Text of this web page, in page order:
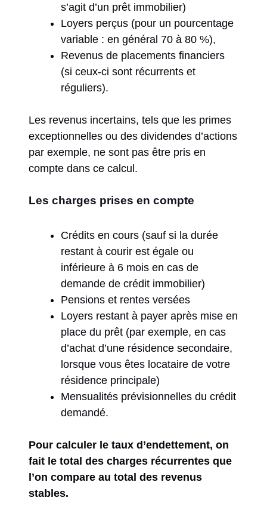
s’agit d’un prêt immobilier)
Loyers perçus (pour un pourcentage
variable : en général 70 à 80 %),
Revenus de placements financiers
(si ceux-ci sont récurrents et
réguliers).
Les revenus incertains, tels que les primes
exceptionnelles ou des dividendes d’actions
par exemple, ne sont pas être pris en
compte dans ce calcul.
Les charges prises en compte
Crédits en cours (sauf si la durée
restant à courir est égale ou
inférieure à 6 mois en cas de
demande de crédit immobilier)
Pensions et rentes versées
Loyers restant à payer après mise en
place du prêt (par exemple, en cas
d’achat d’une résidence secondaire,
lorsque vous êtes locataire de votre
résidence principale)
Mensualités prévisionnelles du crédit
demandé.
Pour calculer le taux d’endettement, on
fait le total des charges récurrentes que
l’on compare au total des revenus
stables.